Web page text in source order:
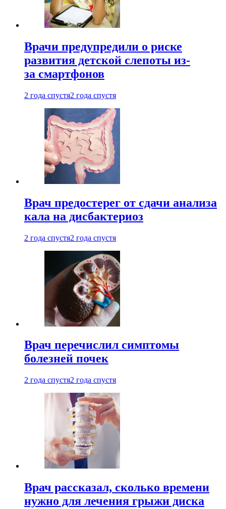
Врачи предупредили о риске
развития детской слепоты из-
за смартфонов
2 года спустя2 года спустя
Врач предостерег от сдачи анализа
кала на дисбактериоз
2 года спустя2 года спустя
Врач перечислил симптомы
болезней почек
2 года спустя2 года спустя
Врач рассказал, сколько времени
нужно для лечения грыжи диска